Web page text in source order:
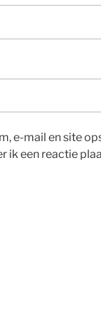
e-mail en site
ik een reactie